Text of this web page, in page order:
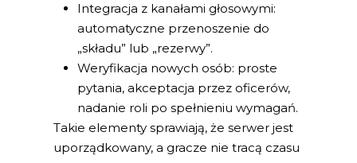
Integracja z kanałami głosowymi:
automatyczne przenoszenie do
„składu” lub „rezerwy”.
Weryfikacja nowych osób: proste
pytania, akceptacja przez oficerów,
nadanie roli po spełnieniu wymagań.
Takie elementy sprawiają, że serwer jest
uporządkowany, a gracze nie tracą czasu